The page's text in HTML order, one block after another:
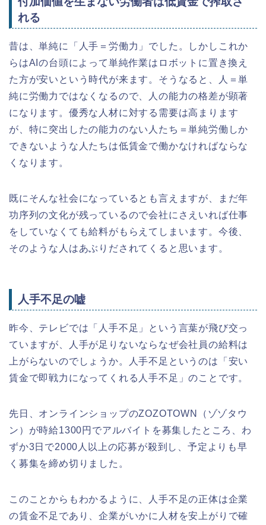
れる
昔は、単純に「人手＝労働力」でした。しかしこれか
らはAIの台頭によって単純作業はロボットに置き換え
た方が安いという時代が来ます。そうなると、人＝単
純に労働力ではなくなるので、人の能力の格差が顕著
になります。優秀な人材に対する需要は高まります
が、特に突出したの能力のない人たち＝単純労働しか
できないような人たちは低賃金で働かなければならな
くなります。
既にそんな社会になっているとも言えますが、まだ年
功序列の文化が残っているので会社にさえいれば仕事
をしていなくても給料がもらえてしまいます。今後、
そのような人はあぶりだされてくると思います。
人手不足の嘘
昨今、テレビでは「人手不足」という言葉が飛び交っ
ていますが、人手が足りないならなぜ会社員の給料は
上がらないのでしょうか。人手不足というのは「安い
賃金で即戦力になってくれる人手不足」のことです。
先日、オンラインショップのZOZOTOWN（ゾゾタウ
ン）が時給1300円でアルバイトを募集したところ、わ
ずか3日で2000人以上の応募が殺到し、予定よりも早
く募集を締め切りました。
このことからもわかるように、人手不足の正体は企業
の賃金不足であり、企業がいかに人材を安上がりで確